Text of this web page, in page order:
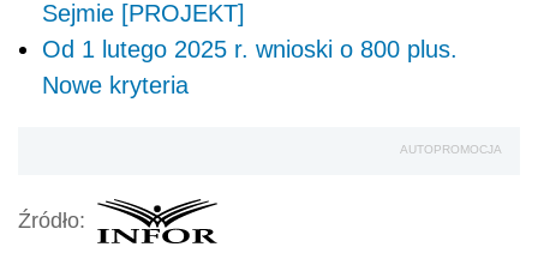
Sejmie [PROJEKT]
Od 1 lutego 2025 r. wnioski o 800 plus.
Nowe kryteria
AUTOPROMOCJA
Źródło: